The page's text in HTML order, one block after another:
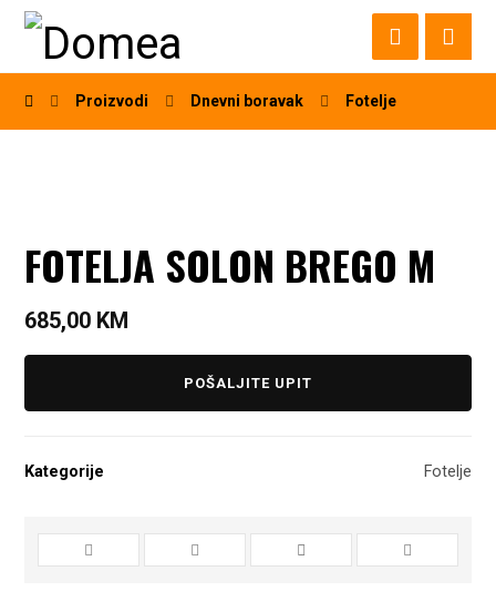
Proizvodi Dnevni boravak Fotelje
FOTELJA SOLON BREGO M
685,00 KM
POŠALJITE UPIT
Kategorije Fotelje